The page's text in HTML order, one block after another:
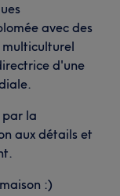
avec des
multiculturel
d'une
par la
aux détails et
:)